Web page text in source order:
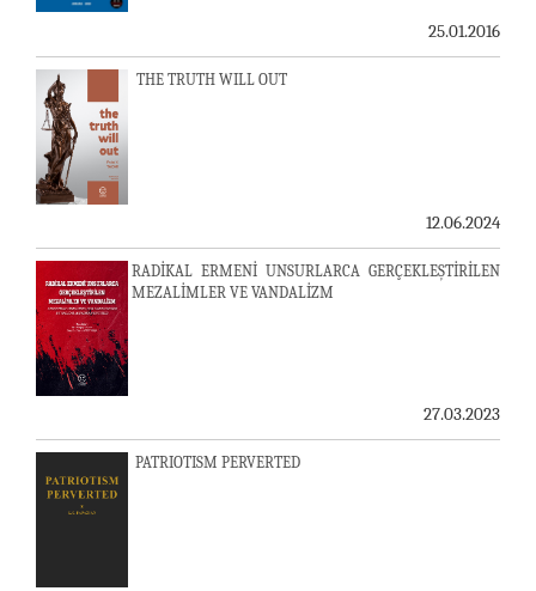
25.01.2016
THE TRUTH WILL OUT
12.06.2024
RADİKAL ERMENİ UNSURLARCA GERÇEKLEŞTİRİLEN
MEZALİMLER VE VANDALİZM
27.03.2023
PATRIOTISM PERVERTED